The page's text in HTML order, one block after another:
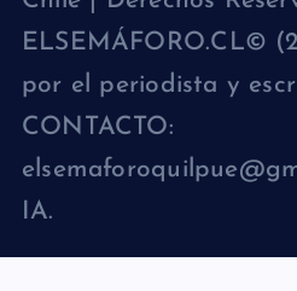
ELSEMÁFORO.CL©
por el periodista y
CONTACTO:
IA.